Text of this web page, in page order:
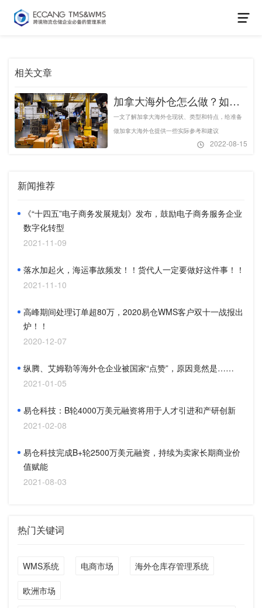
相关文章
加拿大海外仓怎么做？如何
盈利？
一文了解加拿大海外仓现状、类型和特点，给准备
做加拿大海外仓提供一些实际参考和建议
2022-08-15
新闻推荐
《“十四五”电子商务发展规划》发布，鼓励电子商务服务企业
数字化转型
2021-11-09
落水加起火，海运事故频发！！货代人一定要做好这件事！！
2021-11-10
高峰期间处理订单超80万，2020易仓WMS客户双十一战报出
炉！！
2020-12-07
纵腾、艾姆勒等海外仓企业被国家“点赞”，原因竟然是……
2021-01-05
易仓科技：B轮4000万美元融资将用于人才引进和产研创新
2021-02-08
易仓科技完成B+轮2500万美元融资，持续为卖家长期商业价
值赋能
2021-08-03
热门关键词
WMS系统 电商市场 海外仓库存管理系统
欧洲市场